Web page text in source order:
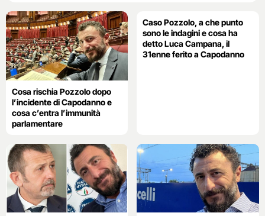
Cosa rischia Pozzolo dopo
l’incidente di Capodanno e
cosa c’entra l’immunità
parlamentare
Caso Pozzolo, a che punto
sono le indagini e cosa ha
detto Luca Campana, il
31enne ferito a Capodanno